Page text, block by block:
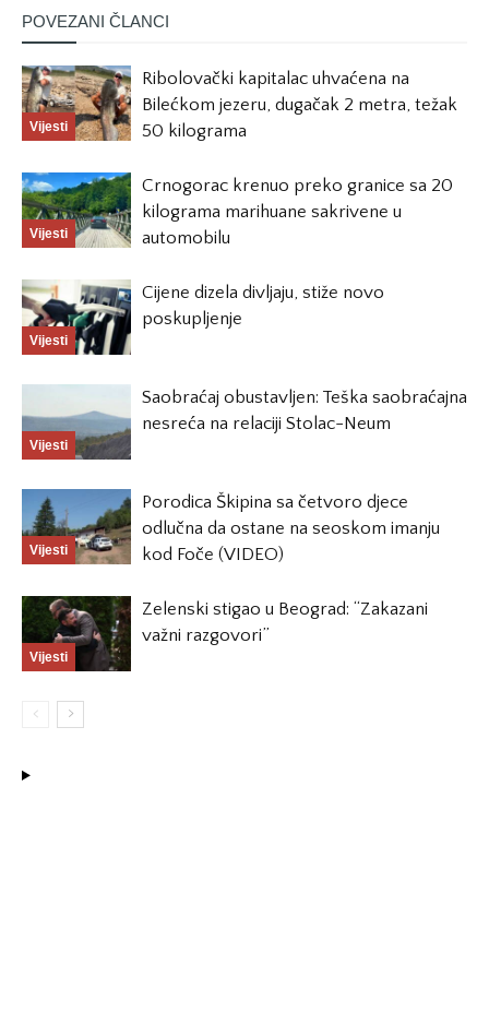
POVEZANI ČLANCI
Vijesti
Ribolovački kapitalac uhvaćena na
Bilećkom jezeru, dugačak 2 metra, težak
50 kilograma
Vijesti
Crnogorac krenuo preko granice sa 20
kilograma marihuane sakrivene u
automobilu
Vijesti
Cijene dizela divljaju, stiže novo
poskupljenje
Vijesti
Saobraćaj obustavljen: Teška saobraćajna
nesreća na relaciji Stolac-Neum
Vijesti
Porodica Škipina sa četvoro djece
odlučna da ostane na seoskom imanju
kod Foče (VIDEO)
Vijesti
Zelenski stigao u Beograd: “Zakazani
važni razgovori”